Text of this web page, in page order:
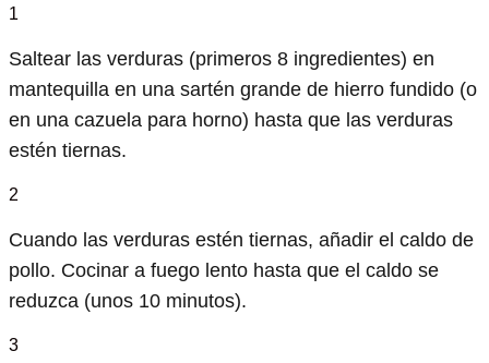
1
Saltear las verduras (primeros 8 ingredientes) en
mantequilla en una sartén grande de hierro fundido (o
en una cazuela para horno) hasta que las verduras
estén tiernas.
2
Cuando las verduras estén tiernas, añadir el caldo de
pollo. Cocinar a fuego lento hasta que el caldo se
reduzca (unos 10 minutos).
3